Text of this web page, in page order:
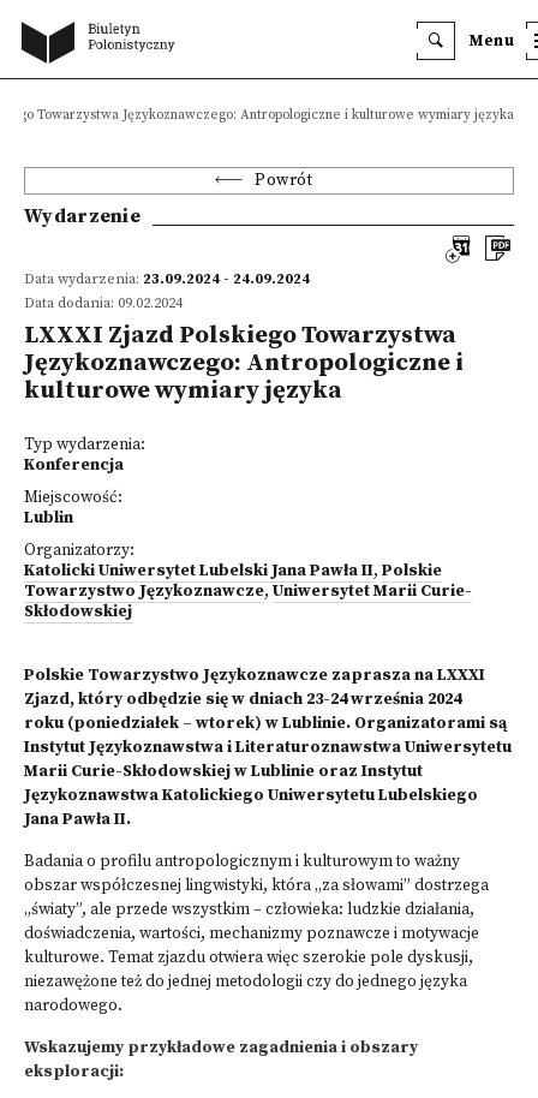
Menu
Towarzystwa Językoznawczego: Antropologiczne i kulturowe wymiary języka
Powrót
Wydarzenie
Data wydarzenia: 23.09.2024 - 24.09.2024
Data dodania: 09.02.2024
LXXXI Zjazd Polskiego Towarzystwa
Językoznawczego: Antropologiczne i
kulturowe wymiary języka
Typ wydarzenia:
Konferencja
Miejscowość:
Lublin
Organizatorzy:
Katolicki Uniwersytet Lubelski Jana Pawła II, Polskie
Towarzystwo Językoznawcze, Uniwersytet Marii Curie-
Skłodowskiej
Polskie Towarzystwo Językoznawcze zaprasza na LXXXI
Zjazd, który odbędzie się w dniach 23-24 września 2024
roku (poniedziałek – wtorek) w Lublinie. Organizatorami są
Instytut Językoznawstwa i Literaturoznawstwa Uniwersytetu
Marii Curie-Skłodowskiej w Lublinie oraz Instytut
Językoznawstwa Katolickiego Uniwersytetu Lubelskiego
Jana Pawła II.
Badania o profilu antropologicznym i kulturowym to ważny
obszar współczesnej lingwistyki, która „za słowami” dostrzega
„światy”, ale przede wszystkim – człowieka: ludzkie działania,
doświadczenia, wartości, mechanizmy poznawcze i motywacje
kulturowe. Temat zjazdu otwiera więc szerokie pole dyskusji,
niezawężone też do jednej metodologii czy do jednego języka
narodowego.
Wskazujemy przykładowe zagadnienia i obszary
eksploracji: